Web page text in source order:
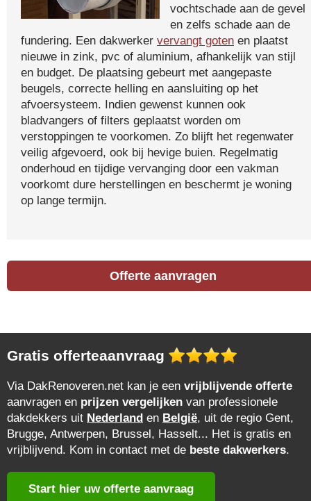
vochtschade aan de gevel
en zelfs schade aan de
fundering. Een dakwerker vervangt goten en plaatst
nieuwe in zink, pvc of aluminium, afhankelijk van stijl
en budget. De plaatsing gebeurt met aangepaste
beugels, correcte helling en aansluiting op het
afvoersysteem. Indien gewenst kunnen ook
bladvangers of filters geplaatst worden om
verstoppingen te voorkomen. Zo blijft het regenwater
veilig afgevoerd, ook bij hevige buien. Regelmatig
onderhoud en tijdige vervanging door een vakman
voorkomt dure herstellingen en beschermt je woning
op lange termijn.
Offerte aanvragen
Gratis offerteaanvraag
Via DakRenoveren.net kan je een vrijblijvende offerte
aanvragen en prijzen vergelijken van professionele
dakdekkers uit Nederland en België, uit de regio Gent,
Brugge, Antwerpen, Brussel, Hasselt... Het is gratis en
vrijblijvend. Kom in contact met de beste dakwerkers.
Start hier uw offerte aanvraag